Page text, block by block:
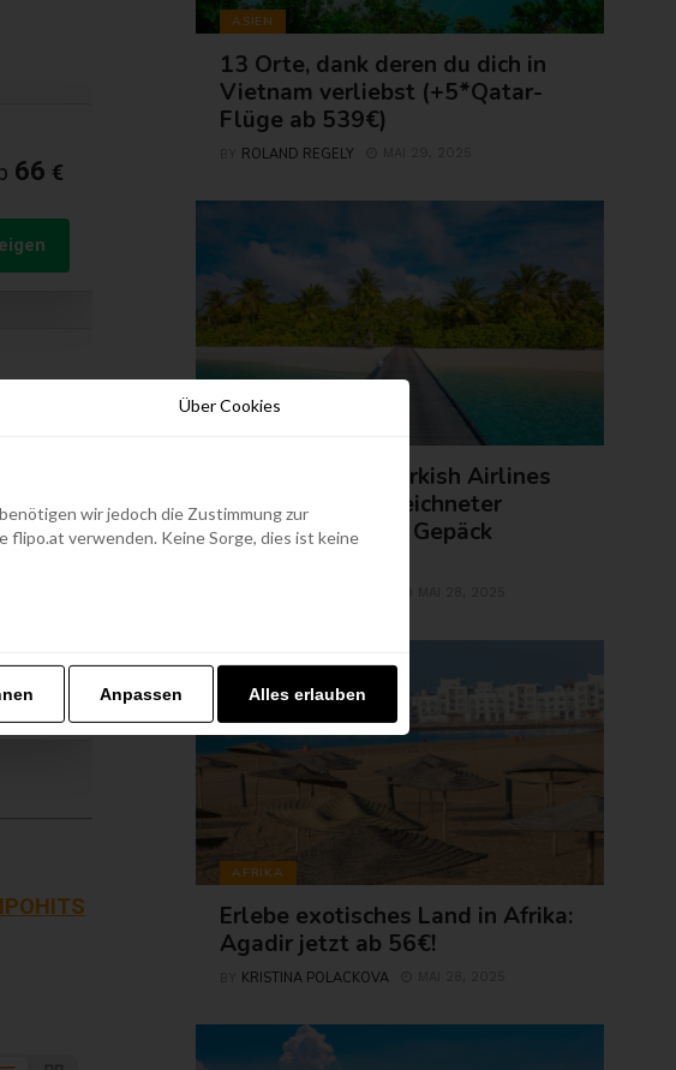
66 €
ASIEN
13 Orte, dank deren du dich in
Vietnam verliebst (+5*Qatar-
Flüge ab 539€)
ROLAND REGELY
Malediven mit Turkish Airlines
ab 649€!(ausgezeichneter
Service und 30kg Gepäck
AFRIKA
Erlebe exotisches Land in Afrika:
Agadir jetzt ab 56€!
KRISTINA POLACKOVA
Über Cookies
wir jedoch die Zustimmung zur
flipo.at verwenden. Keine Sorge, dies ist keine
Anpassen Alles erlauben